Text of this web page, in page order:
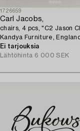
1726659
Carl Jacobs,
chairs, 4 pcs, "C2 Jason
Kandya Furniture,
20th century.
Ei tarjouksia
Lähtöhinta 6 000 SEK